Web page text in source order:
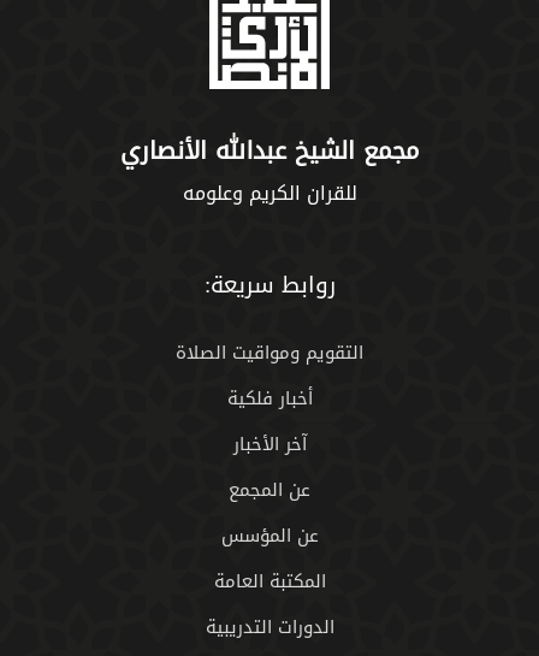
مجمع الشيخ عبدالله الأنصاري
للقران الكريم وعلومه
روابط سريعة:
التقويم ومواقيت الصلاة
أخبار فلكية
آخر الأخبار
عن المجمع
عن المؤسس
المكتبة العامة
الدورات التدريبية